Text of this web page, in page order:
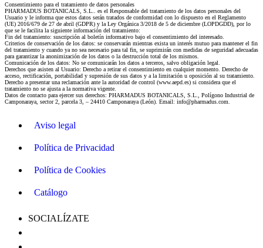
Consentimiento para el tratamiento de datos personales
PHARMADUS BOTANICALS, S.L.. es el Responsable del tratamiento de los datos personales del
Usuario y le informa que estos datos serán tratados de conformidad con lo dispuesto en el Reglamento
(UE) 2016/679 de 27 de abril (GDPR) y la Ley Orgánica 3/2018 de 5 de diciembre (LOPDGDD), por lo
que se le facilita la siguiente información del tratamiento:
Fin del tratamiento: suscripción al boletín informativo bajo el consentimiento del interesado.
Criterios de conservación de los datos: se conservarán mientras exista un interés mutuo para mantener el fin
del tratamiento y cuando ya no sea necesario para tal fin, se suprimirán con medidas de seguridad adecuadas
para garantizar la anonimización de los datos o la destrucción total de los mismos.
Comunicación de los datos: No se comunicarán los datos a terceros, salvo obligación legal.
Derechos que asisten al Usuario: Derecho a retirar el consentimiento en cualquier momento. Derecho de
acceso, rectificación, portabilidad y supresión de sus datos y a la limitación u oposición al su tratamiento.
Derecho a presentar una reclamación ante la autoridad de control (www.aepd.es) si considera que el
tratamiento no se ajusta a la normativa vigente.
Datos de contacto para ejercer sus derechos: PHARMADUS BOTANICALS, S.L., Polígono Industrial de
Camponaraya, sector 2, parcela 3, – 24410 Camponaraya (León). Email: info@pharmadus.com.
Aviso legal
Política de Privacidad
Política de Cookies
Catálogo
SOCIALÍZATE